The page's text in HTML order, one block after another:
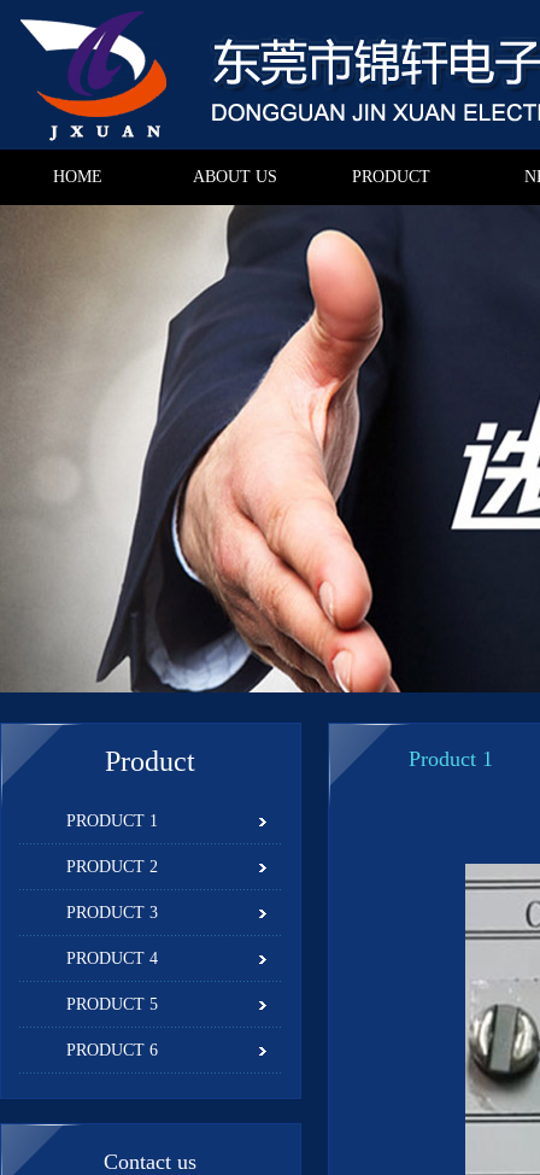
HOME ABOUT US PRODUCT
Product
PRODUCT 1
PRODUCT 2
PRODUCT 3
PRODUCT 4
PRODUCT 5
PRODUCT 6
Contact us
Product 1